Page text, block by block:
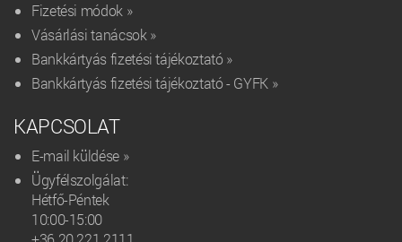
Fizetési módok »
Vásárlási tanácsok »
Bankkártyás fizetési tájékoztató »
Bankkártyás fizetési tájékoztató - GYFK »
KAPCSOLAT
E-mail küldése »
Ügyfélszolgálat:
Hétfő-Péntek
10:00-15:00